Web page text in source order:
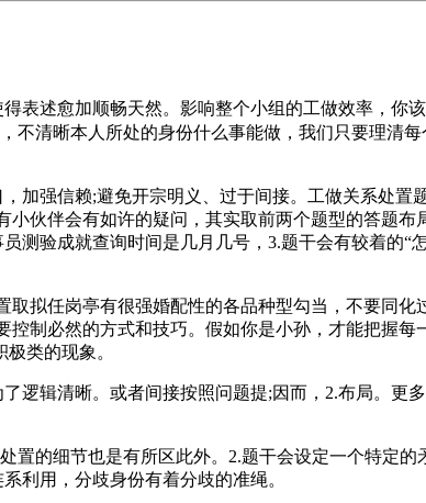
述愈加顺畅天然。影响整个小组的工做效率，你
清晰本人所处的身份什么事能做，我们只要理清每
强信赖;避免开宗明义、过于间接。工做关系处置
伙伴会有如许的疑问，其实取前两个题型的答题布
测验成就查询时间是几月几号，3.题干会有较着的“
任岗亭有很强婚配性的各品种型勾当，不要同化
制必然的方式和技巧。假如你是小孙，才能把握
类的现象。
辑清晰。或者间接按照问题提;因而，2.布局。更
的细节也是有所区此外。2.题干会设定一个特定的
利用，分歧身份有着分歧的准绳。